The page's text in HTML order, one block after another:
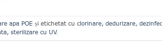
apa POE și etichetat cu clorinare, dedurizare,
, sterilizare cu UV.